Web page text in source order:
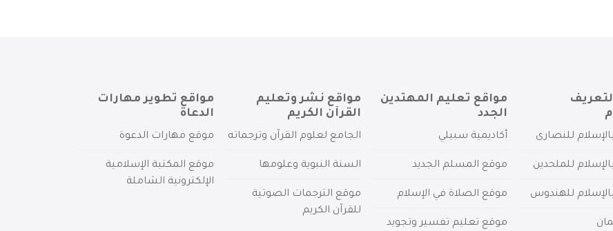
للنصارى
للملحدين
للهندوس
مواقع تعليم المهتدين
الجدد
أكاديمية سبيلي
موقع المسلم الجديد
موقع الصلاة في الإسلام
موقع تعليم تفسير وتجويد
مواقع نشر وتعليم
القرآن الكريم
الجامع لعلوم القرآن وترجماته
السنة النبوية وعلومها
موقع الترجمات الصوتية
للقرآن الكريم
مواقع تطوير مهارات
الدعاة
موقع مهارات الدعوة
موقع المكتبة الإسلامية
الإلكترونية الشاملة